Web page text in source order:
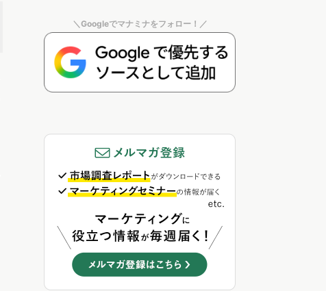
＼Googleでマナミナをフォロー！／